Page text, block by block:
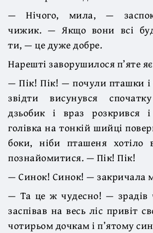
— Нічого, мила, —
чижик. — Якщо вони всі
ти, — це дуже добре.
Нарешті заворушилося п’яте
— Пік! Пік! — почули пташки
звідти висунувся
дзьобик і враз розкрився
голівка на тонкій шийці
боки, ніби пташеня хотіло
познайомитися. — Пік! Пік!
— Синок! Синок! — закричала
— Та це ж чудесно! — зрадів
заспівав на весь ліс привіт
чотирьом дочкам і п’ятому